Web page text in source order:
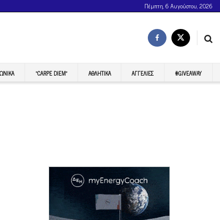
Πέμπτη, 6 Αυγούστου, 2026
“CARPE DIEM” ΑΘΛΗΤΙΚΆ ΑΓΓΕΛΊΕΣ #GIVEAWAY